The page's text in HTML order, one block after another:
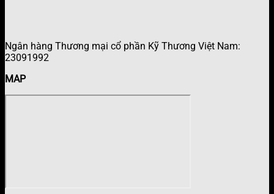
Ngân hàng Thương mại cổ phần Kỹ Thương Việt Nam:
23091992
MAP